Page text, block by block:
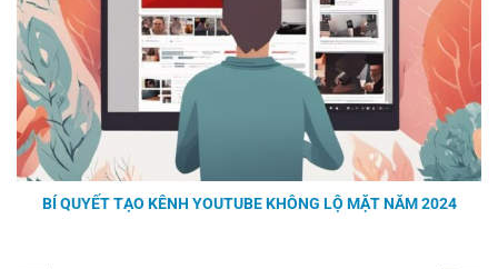
BÍ QUYẾT TẠO KÊNH YOUTUBE KHÔNG LỘ MẶT NĂM 2024